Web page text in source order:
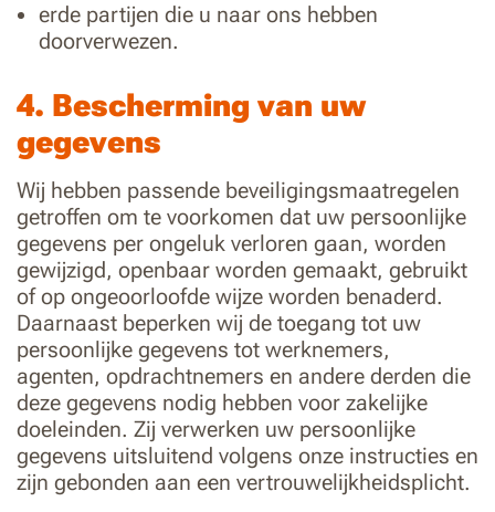
erde partijen die u naar ons hebben
doorverwezen.
4. Bescherming van uw
gegevens
Wij hebben passende beveiligingsmaatregelen
getroffen om te voorkomen dat uw persoonlijke
gegevens per ongeluk verloren gaan, worden
gewijzigd, openbaar worden gemaakt, gebruikt
of op ongeoorloofde wijze worden benaderd.
Daarnaast beperken wij de toegang tot uw
persoonlijke gegevens tot werknemers,
agenten, opdrachtnemers en andere derden die
deze gegevens nodig hebben voor zakelijke
doeleinden. Zij verwerken uw persoonlijke
gegevens uitsluitend volgens onze instructies en
zijn gebonden aan een vertrouwelijkheidsplicht.